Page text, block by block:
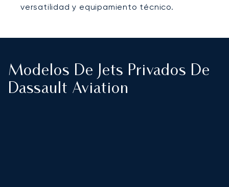
versatilidad y equipamiento técnico.
Modelos De Jets Privados De
Dassault Aviation